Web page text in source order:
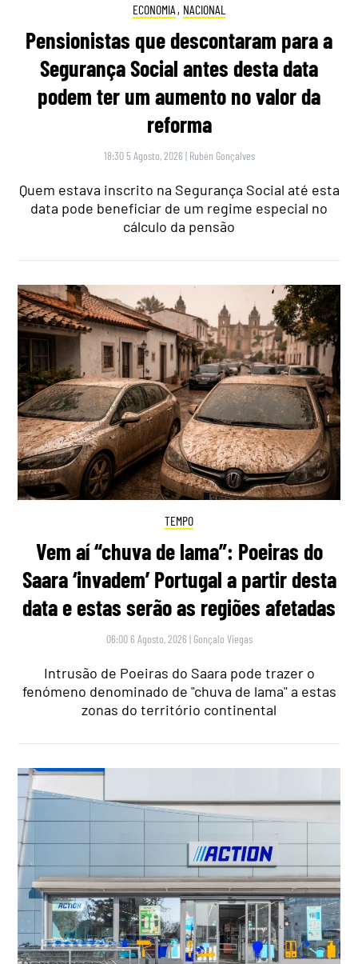
ECONOMIA , NACIONAL
Pensionistas que descontaram para a
Segurança Social antes desta data
podem ter um aumento no valor da
reforma
18:30 5 Agosto, 2026 | Rubén Gonçalves
Quem estava inscrito na Segurança Social até esta
data pode beneficiar de um regime especial no
cálculo da pensão
TEMPO
Vem aí “chuva de lama”: Poeiras do
Saara ‘invadem’ Portugal a partir desta
data e estas serão as regiões afetadas
06:00 6 Agosto, 2026 | Gonçalo Viegas
Intrusão de Poeiras do Saara pode trazer o
fenómeno denominado de "chuva de lama" a estas
zonas do território continental